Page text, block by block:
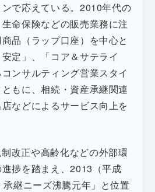
で応えている。2010年代の
命保険などの販売業務に注
品（ラップ口座）を中心と
定」、「コア＆サテライ
ンサルティング営業スタイ
もに、相続・資産承継関連
などによるサービス向上を
改正や高齢化などの外部環
捗を踏まえ、2013（平成
継ニーズ沸騰元年」と位置